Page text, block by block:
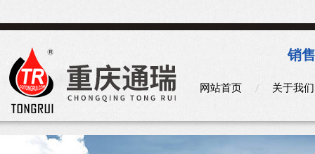
销
网站首页 关于我们